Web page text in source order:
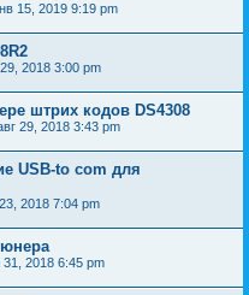
15, 2019 9:19 pm
2018 3:00 pm
штрих кодов DS4308
29, 2018 3:43 pm
USB-to com для
2018 7:04 pm
2018 6:45 pm